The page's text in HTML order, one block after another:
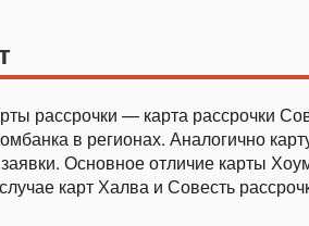
рассрочки — карта рассрочки
в регионах. Аналогично
Основное отличие карты
карт Халва и Совесть